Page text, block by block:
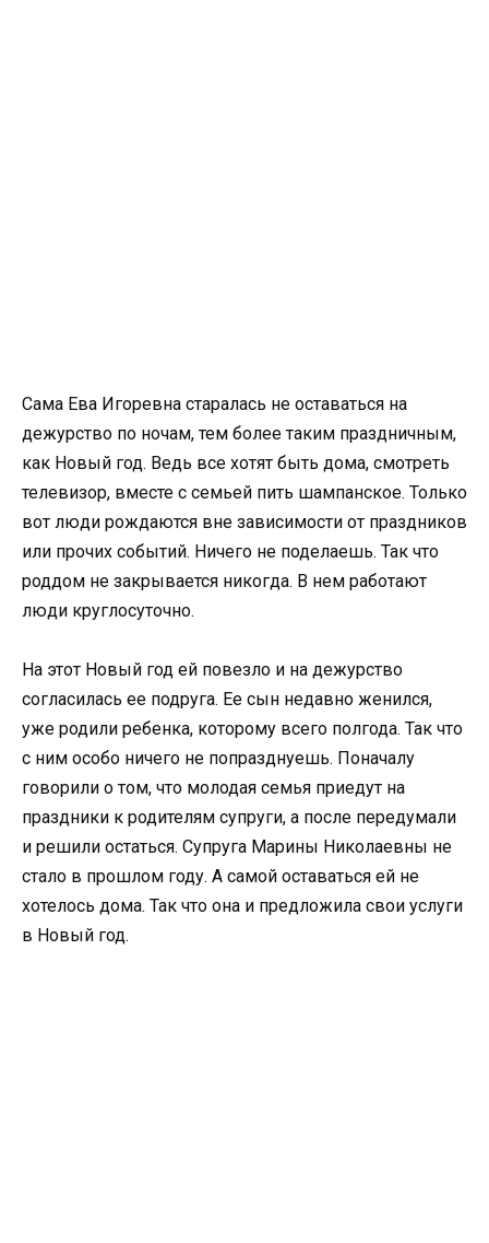
Сама Ева Игоревна старалась не оставаться на
дежурство по ночам, тем более таким праздничным,
как Новый год. Ведь все хотят быть дома, смотреть
телевизор, вместе с семьей пить шампанское. Только
вот люди рождаются вне зависимости от праздников
или прочих событий. Ничего не поделаешь. Так что
роддом не закрывается никогда. В нем работают
люди круглосуточно.
На этот Новый год ей повезло и на дежурство
согласилась ее подруга. Ее сын недавно женился,
уже родили ребенка, которому всего полгода. Так что
с ним особо ничего не попразднуешь. Поначалу
говорили о том, что молодая семья приедут на
праздники к родителям супруги, а после передумали
и решили остаться. Супруга Марины Николаевны не
стало в прошлом году. А самой оставаться ей не
хотелось дома. Так что она и предложила свои услуги
в Новый год.